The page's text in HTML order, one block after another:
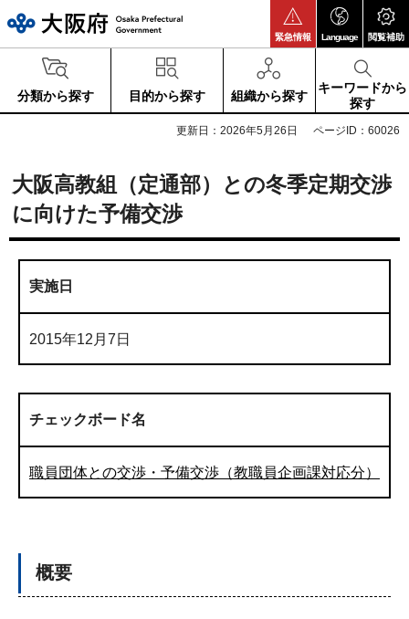
緊急情報 Language 閲覧補助
分類から探す 目的から探す 組織から探す
キーワードから
探す
更新日：2026年5月26日 ページID：60026
大阪高教組（定通部）との冬季定期交渉
に向けた予備交渉
実施日
2015年12月7日
チェックボード名
職員団体との交渉・予備交渉（教職員企画課対応分）
概要